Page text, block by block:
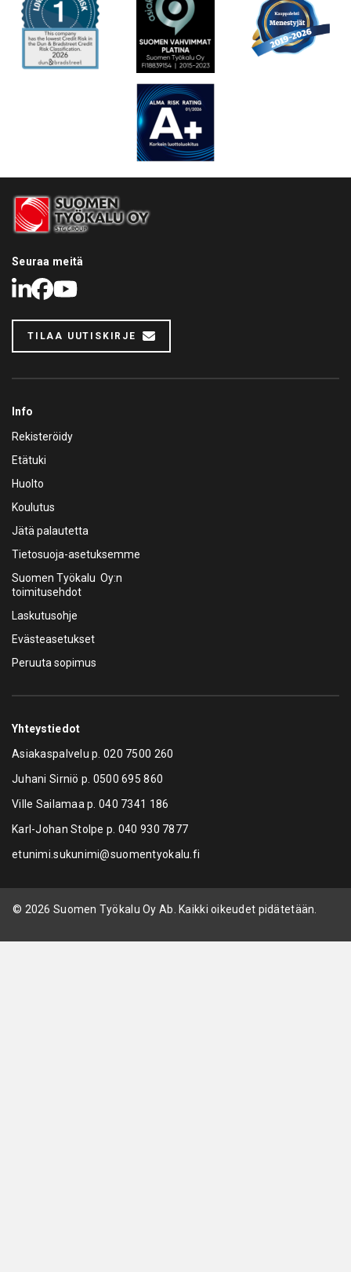
Seuraa meitä
LinkedIn
Facebook
Youtube
TILAA UUTISKIRJE
Info
Rekisteröidy
Etätuki
Huolto
Koulutus
Jätä palautetta
Tietosuoja-asetuksemme
Suomen Työkalu Oy:n
toimitusehdot
Laskutusohje
Evästeasetukset
Peruuta sopimus
Yhteystiedot
Asiakaspalvelu p.020 7500 260
Juhani Sirniö p. 0500 695 860
Ville Sailamaa p.040 7341 186
Karl-Johan Stolpe p. 040 930 7877
etunimi.sukunimi@suomentyokalu.fi
© 2026 Suomen Työkalu Oy Ab. Kaikki oikeudet pidätetään.